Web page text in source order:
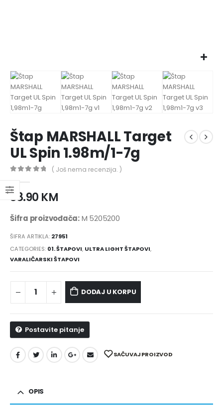
Štap MARSHALL Target
UL Spin 1.98m/1-7g
( Još nema recenzija. )
38.90 KM
Šifra proizvođača:M 5205200
ŠIFRA ARTIKLA: 27951
CATEGORIES: 01. ŠTAPOVI, ULTRA LIGHT ŠTAPOVI,
VARALIČARSKI ŠTAPOVI
DODAJ U KORPU
Postavite pitanje
SAČUVAJ PROIZVOD
OPIS